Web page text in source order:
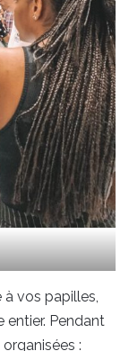
vos papilles,
entier. Pendant
: